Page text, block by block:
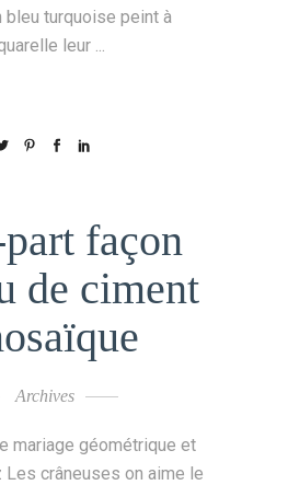
bleu turquoise peint à
leur
façon
de ciment
Archives
mariage géométrique et
Les crâneuses on aime le